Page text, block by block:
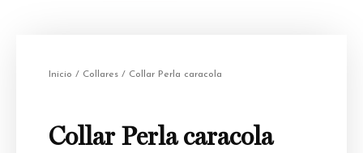
Inicio / Collares / Collar Perla caracola
Collar Perla caracola